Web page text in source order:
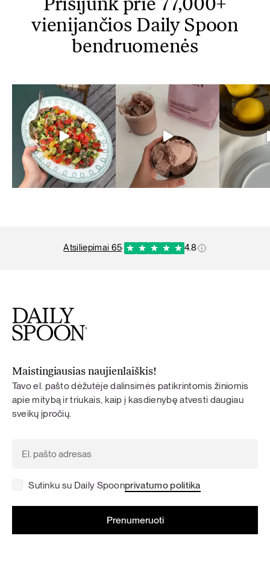
Prisijunk prie 77,000+
vienijančios Daily Spoon
bendruomenės
atsiliepimai 65· 4.8
Maistingiausias naujienlaiškis!
Tavo el. pašto dėžutėje dalinsimės patikrintomis žiniomis
apie mitybą ir triukais, kaip į kasdienybę atvesti daugiau
sveikų įpročių.
Sutinku su Daily Spoonprivatumo politika